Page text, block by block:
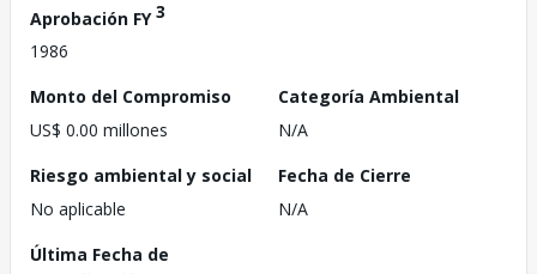
Aprobación FY3
1986
Monto del Compromiso
US$ 0.00 millones
Categoría Ambiental
N/A
Riesgo ambiental y social
No aplicable
Fecha de Cierre
N/A
Última Fecha de